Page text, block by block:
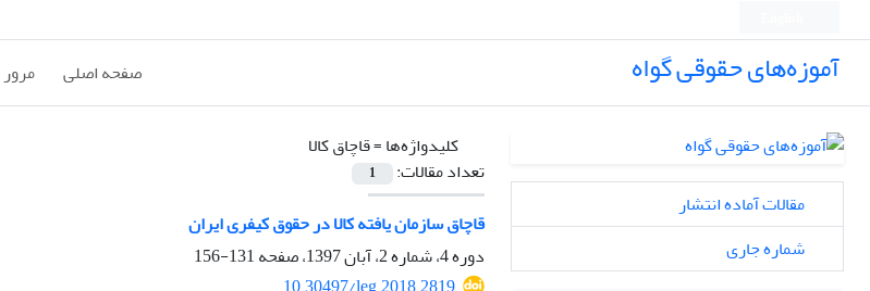
آموزه‌های حقوقی گواه صفحه اصلی مرور
کلیدواژه‌ها =قاچاق کالا
تعداد مقالات:
1
قاچاق سازمان یافته کالا در حقوق کیفری ایران
دوره 4، شماره 2، آبان 1397، صفحه
131-156
مقالات آماده انتشار
شماره جاری